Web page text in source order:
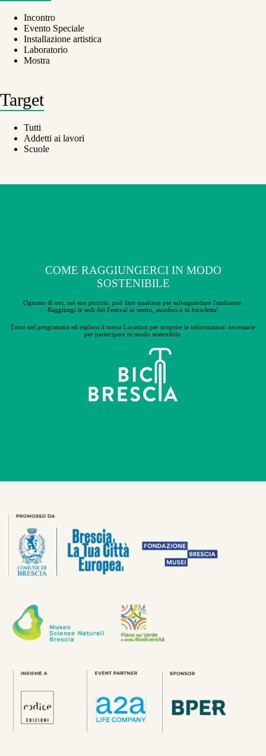
Incontro
Evento Speciale
Installazione artistica
Laboratorio
Mostra
Target
Tutti
Addetti ai lavori
Scuole
COME RAGGIUNGERCI IN MODO
SOSTENIBILE
Ognuno di noi, nel suo piccolo, può fare qualcosa per salvaguardare l'ambiente.
Raggiungi le sedi del Festival in metro, autobus o in bicicletta!
Entra nel programma ed esplora il menu Location per scoprire le informazioni necessarie
per partecipare in modo sostenibile.